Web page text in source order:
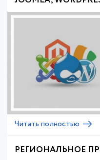
Читать полностью
РЕГИОНАЛЬНОЕ